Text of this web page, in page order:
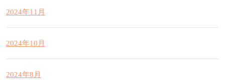
2024年11月
2024年10月
2024年8月